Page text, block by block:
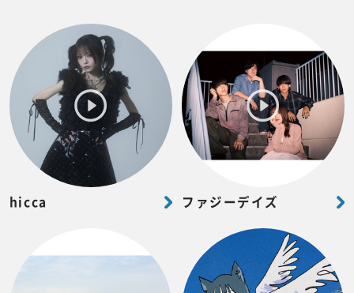
hicca ファジーデイズ